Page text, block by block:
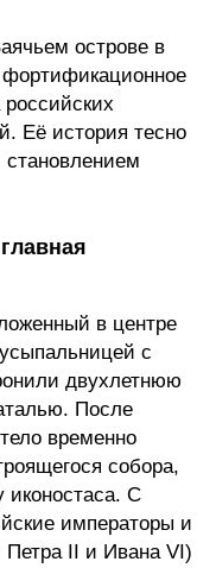
острове в
Её история тесно
становлением
в центре
с
двухлетнюю
После
временно
собора,
иконостаса. С
императоры и
II и Ивана VI)